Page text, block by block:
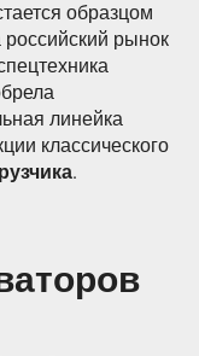
образцом
рынок
линейка
классического
.